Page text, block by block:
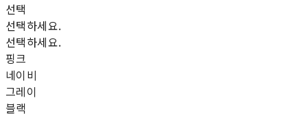
선택
선택하세요.
선택하세요.
핑크
네이비
그레이
블랙